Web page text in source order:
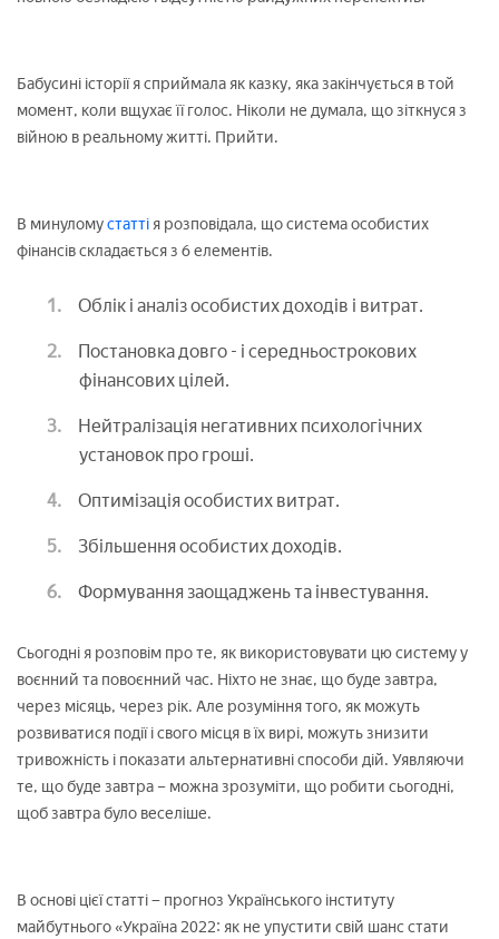
Бабусині історії я сприймала як казку, яка закінчується в той
момент, коли вщухає її голос. Ніколи не думала, що зіткнуся з
війною в реальному житті. Прийти.
В минуломустаттія розповідала, що система особистих
фінансів складається з 6 елементів.
Облік і аналіз особистих доходів і витрат.
Постановка довго - і середньострокових
фінансових цілей.
Нейтралізація негативних психологічних
установок про гроші.
Оптимізація особистих витрат.
Збільшення особистих доходів.
Формування заощаджень та інвестування.
Сьогодні я розповім про те, як використовувати цю систему у
воєнний та повоєнний час. Ніхто не знає, що буде завтра,
через місяць, через рік. Але розуміння того, як можуть
розвиватися події і свого місця в їх вирі, можуть знизити
тривожність і показати альтернативні способи дій. Уявляючи
те, що буде завтра – можна зрозуміти, що робити сьогодні,
щоб завтра було веселіше.
В основі цієї статті − прогноз Українського інституту
майбутнього «Україна 2022: як не упустити свій шанс стати